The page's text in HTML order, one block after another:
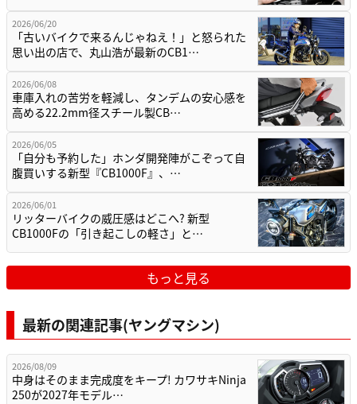
2026/06/20
「古いバイクで来るんじゃねえ！」と怒られた
思い出の店で、丸山浩が最新のCB1…
2026/06/08
車庫入れの苦労を軽減し、タンデムの安心感を
高める22.2mm径スチール製CB…
2026/06/05
「自分も予約した」ホンダ開発陣がこぞって自
腹買いする新型『CB1000F』、…
2026/06/01
リッターバイクの威圧感はどこへ? 新型
CB1000Fの「引き起こしの軽さ」と…
もっと見る
最新の関連記事(ヤングマシン)
2026/08/09
中身はそのまま完成度をキープ! カワサキNinja
250が2027年モデル…